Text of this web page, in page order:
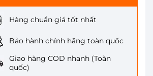
Hàng chuẩn giá tốt nhất
Bảo hành chính hãng toàn quốc
Giao hàng COD nhanh (Toàn
quốc)